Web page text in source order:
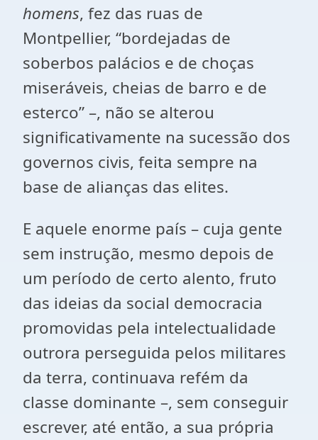
homens, fez das ruas de
Montpellier, “bordejadas de
soberbos palácios e de choças
miseráveis, cheias de barro e de
esterco” –, não se alterou
significativamente na sucessão dos
governos civis, feita sempre na
base de alianças das elites.
E aquele enorme país – cuja gente
sem instrução, mesmo depois de
um período de certo alento, fruto
das ideias da social democracia
promovidas pela intelectualidade
outrora perseguida pelos militares
da terra, continuava refém da
classe dominante –, sem conseguir
escrever, até então, a sua própria